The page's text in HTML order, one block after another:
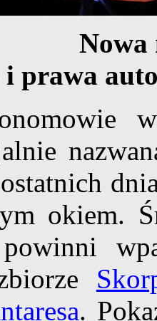
Nowa
i prawa
okiem.
powinni
.